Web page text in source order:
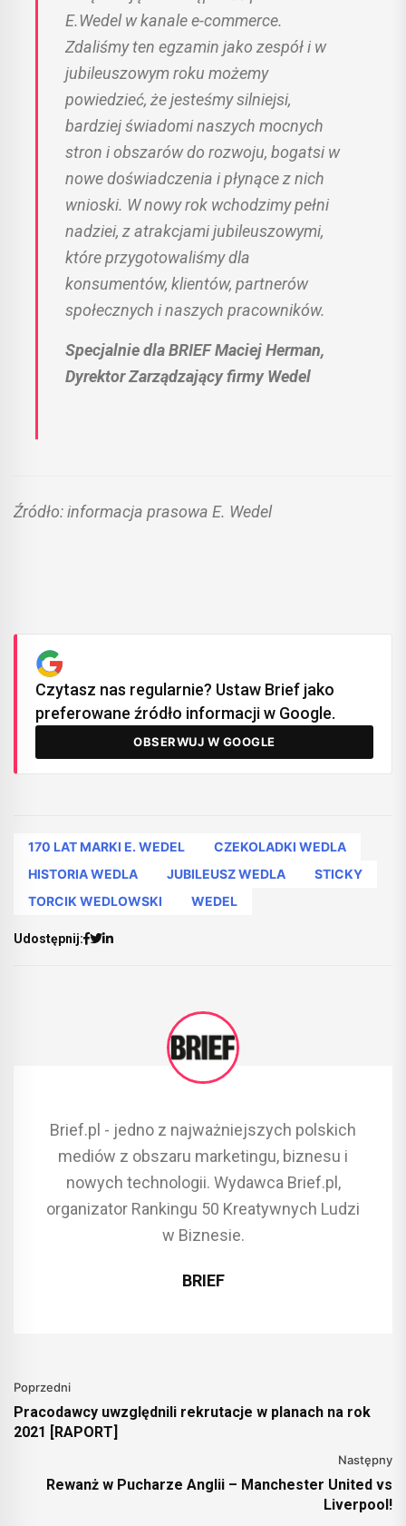
E.Wedel w kanale e-commerce.
Zdaliśmy ten egzamin jako zespół i w
jubileuszowym roku możemy
powiedzieć, że jesteśmy silniejsi,
bardziej świadomi naszych mocnych
stron i obszarów do rozwoju, bogatsi w
nowe doświadczenia i płynące z nich
wnioski. W nowy rok wchodzimy pełni
nadziei, z atrakcjami jubileuszowymi,
które przygotowaliśmy dla
konsumentów, klientów, partnerów
społecznych i naszych pracowników.
Specjalnie dla BRIEF Maciej Herman,
Dyrektor Zarządzający firmy Wedel
Źródło: informacja prasowa E. Wedel
Czytasz nas regularnie? Ustaw Brief jako
preferowane źródło informacji w Google.
OBSERWUJ W GOOGLE
170 LAT MARKI E. WEDEL
CZEKOLADKI WEDLA
HISTORIA WEDLA
JUBILEUSZ WEDLA
STICKY
TORCIK WEDLOWSKI
WEDEL
Udostępnij:
Brief.pl - jedno z najważniejszych polskich
mediów z obszaru marketingu, biznesu i
nowych technologii. Wydawca Brief.pl,
organizator Rankingu 50 Kreatywnych Ludzi
w Biznesie.
BRIEF
Poprzedni
Pracodawcy uwzględnili rekrutacje w planach na rok
2021 [RAPORT]
Następny
Rewanż w Pucharze Anglii – Manchester United vs
Liverpool!